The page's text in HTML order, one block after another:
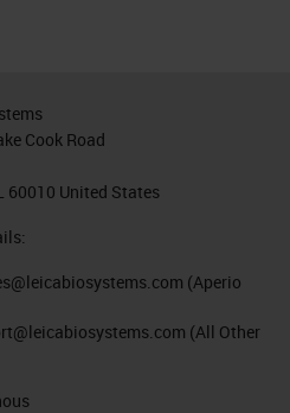
Cook Road
60010 United States
(Aperio
(All Other